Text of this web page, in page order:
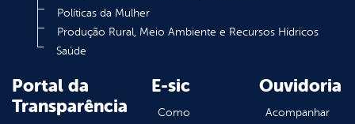
Políticas da Mulher
Produção Rural, Meio Ambiente e Recursos Hídricos
Saúde
Portal da
Transparência
E-sic
Como
Ouvidoria
Acompanhar